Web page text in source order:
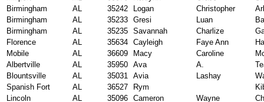
Birmingham
AL 35242 Logan Christopher
Birmingham
AL 35233 Gresi Luan
Birmingham
AL 35235 Savannah Charlize
Florence
AL 35634 Cayleigh Faye Ann
Mobile
AL 36609 Macy Caroline
Albertville
AL 35950 Ava A.
Blountsville
AL 35031 Avia Lashay
Spanish Fort
AL 36527 Rym
Lincoln
AL 35096 Cameron Wayne